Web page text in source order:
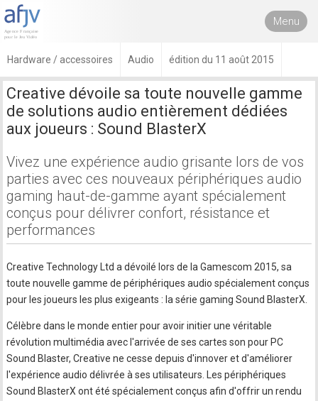
Menu
Hardware / accessoires Audio édition du 11 août 2015
Creative dévoile sa toute nouvelle gamme
de solutions audio entièrement dédiées
aux joueurs : Sound BlasterX
Vivez une expérience audio grisante lors de vos
parties avec ces nouveaux périphériques audio
gaming haut-de-gamme ayant spécialement
conçus pour délivrer confort, résistance et
performances
Creative Technology Ltd a dévoilé lors de la Gamescom 2015, sa
toute nouvelle gamme de périphériques audio spécialement conçus
pour les joueurs les plus exigeants : la série gaming Sound BlasterX.
Célèbre dans le monde entier pour avoir initier une véritable
révolution multimédia avec l'arrivée de ses cartes son pour PC
Sound Blaster, Creative ne cesse depuis d'innover et d'améliorer
l'expérience audio délivrée à ses utilisateurs. Les périphériques
Sound BlasterX ont été spécialement conçus afin d'offrir un rendu